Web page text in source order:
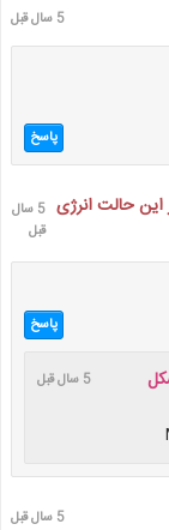
5 سال قبل
پاسخ
این حالت انرژی
5 سال
قبل
پاسخ
5 سال قبل
5 سال قبل